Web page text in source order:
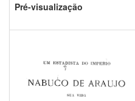
Pré-visualização